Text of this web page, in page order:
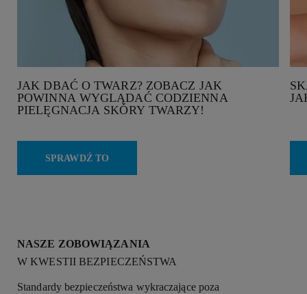
JAK DBAĆ O TWARZ? ZOBACZ JAK
POWINNA WYGLĄDAĆ CODZIENNA
PIELĘGNACJA SKÓRY TWARZY!
SPRAWDŹ TO
NASZE ZOBOWIĄZANIA
W KWESTII BEZPIECZEŃSTWA
Standardy bezpieczeństwa wykraczające poza